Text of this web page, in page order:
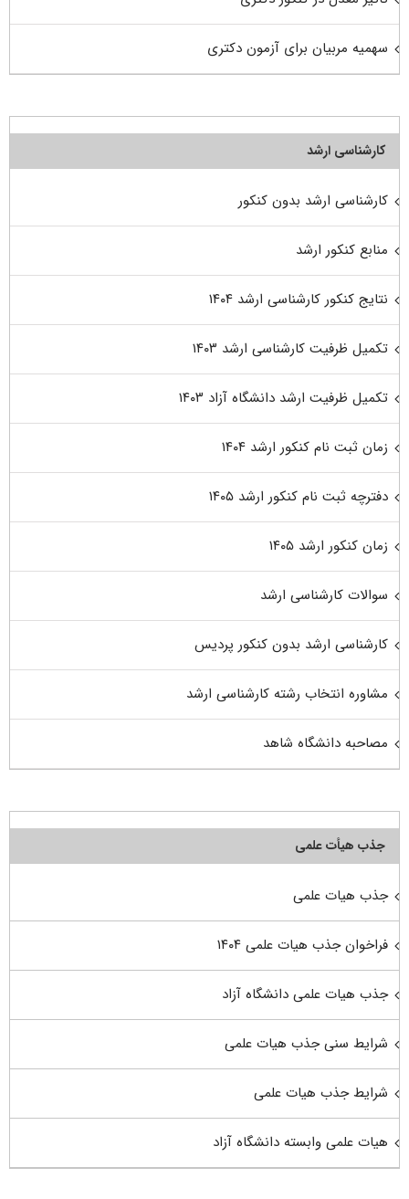
سهمیه مربیان برای آزمون دکتری
کارشناسی ارشد
کارشناسی ارشد بدون کنکور
منابع کنکور ارشد
نتایج کنکور کارشناسی ارشد ۱۴۰۴
تکمیل ظرفیت کارشناسی ارشد ۱۴۰۳
تکمیل ظرفیت ارشد دانشگاه آزاد ۱۴۰۳
زمان ثبت نام کنکور ارشد ۱۴۰۴
دفترچه ثبت نام کنکور ارشد ۱۴۰۵
زمان کنکور ارشد ۱۴۰۵
سوالات کارشناسی ارشد
کارشناسی ارشد بدون کنکور پردیس
مشاوره انتخاب رشته کارشناسی ارشد
مصاحبه دانشگاه شاهد
جذب هیأت علمی
جذب هیات علمی
فراخوان جذب هیات علمی ۱۴۰۴
جذب هیات علمی دانشگاه آزاد
شرایط سنی جذب هیات علمی
شرایط جذب هیات علمی
هیات علمی وابسته دانشگاه آزاد